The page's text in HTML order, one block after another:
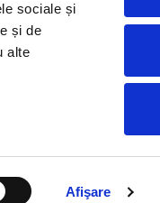
sociale și
și de
alte
Afişare